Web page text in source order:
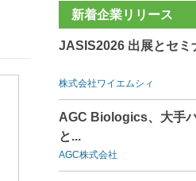
新着企業リリース
JASIS2026 出展とセミ
株式会社ワイエムシィ
AGC Biologics、大手
と...
AGC株式会社